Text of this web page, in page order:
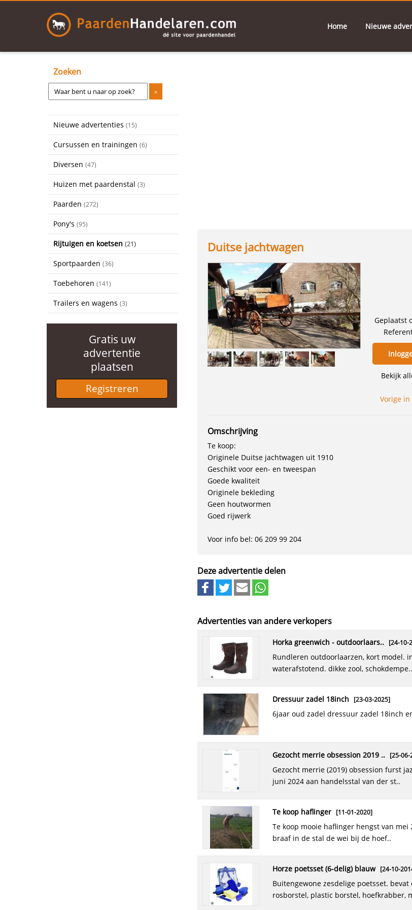
Home Nieuwe
Zoeken
Nieuwe advertenties (15)
Cursussen en trainingen (6)
Diversen (47)
Huizen met paardenstal (3)
Paarden (272)
Pony's (95)
Rijtuigen en koetsen (21)
Sportpaarden (36)
Toebehoren (141)
Trailers en wagens (3)
Gratis uw
advertentie
plaatsen
Registreren
Duitse jachtwagen
Geplaatst
Bekijk
Vorige
Omschrijving
Te koop:
Originele Duitse jachtwagen uit 1910
Geschikt voor een- en tweespan
Goede kwaliteit
Originele bekleding
Geen houtwormen
Goed rijwerk
Voor info bel: 06 209 99 204
Deze advertentie delen
Advertenties van andere verkopers
horka greenwich - outdoorlaars.. [24-10-
rundleren outdoorlaarzen, kort model. imitatiebont gevoerd en
waterafstotend. dikke zool, schokdempe..
dressuur zadel 18inch [23-03-2025]
6jaar oud zadel dressuur zadel 18inch
gezocht merrie obsession 2019 .. [25-06-
gezocht merrie (2019) obsession furst jazz x san remo. verkocht
juni 2024 aan handelsstal van der st..
te koop haflinger [11-01-2020]
te koop mooie haflinger hengst van mei 2018. luxe haflinger .is
braaf in de stal de wei bij de hoef..
horze poetsset (6-delig) blauw[24-10-
buitengewone zesdelige poetsset. bevat dandy borstel,
rosborstel, plastic borstel, hoefkrabber,